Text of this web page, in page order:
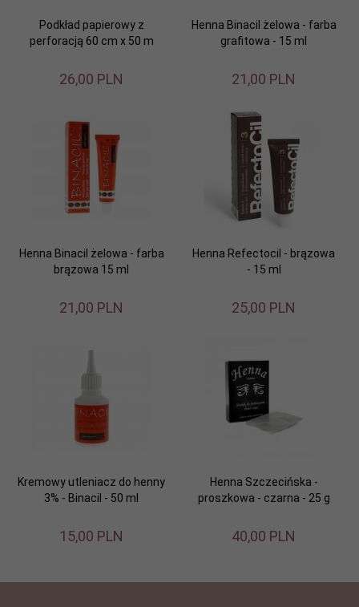
Podkład papierowy z
perforacją 60 cm x 50 m
26,00 PLN
Henna Binacil żelowa - farba
grafitowa - 15 ml
21,00 PLN
Henna Binacil żelowa - farba
brązowa 15 ml
21,00 PLN
Henna Refectocil - brązowa
- 15 ml
25,00 PLN
Kremowy utleniacz do henny
3% - Binacil - 50 ml
15,00 PLN
Henna Szczecińska -
proszkowa - czarna - 25 g
40,00 PLN